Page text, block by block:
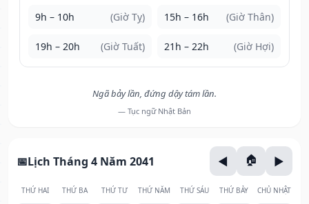
9h – 10h (Giờ Tỵ) 15h – 16h (Giờ Thân)
19h – 20h (Giờ Tuất) 21h – 22h (Giờ Hợi)
Ngã bảy lần, đứng dậy tám lần.
— Tục ngữ Nhật Bản
Lịch Tháng 4 Năm 2041
THỨ HAI THỨ BA THỨ TƯ THỨ NĂM THỨ SÁU THỨ BẢY CHỦ NHẬT